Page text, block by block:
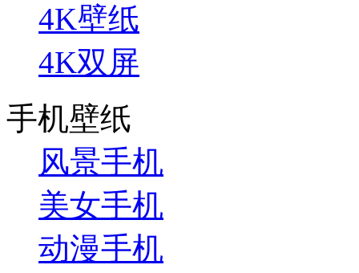
4K壁纸
4K双屏
手机壁纸
风景手机
美女手机
动漫手机